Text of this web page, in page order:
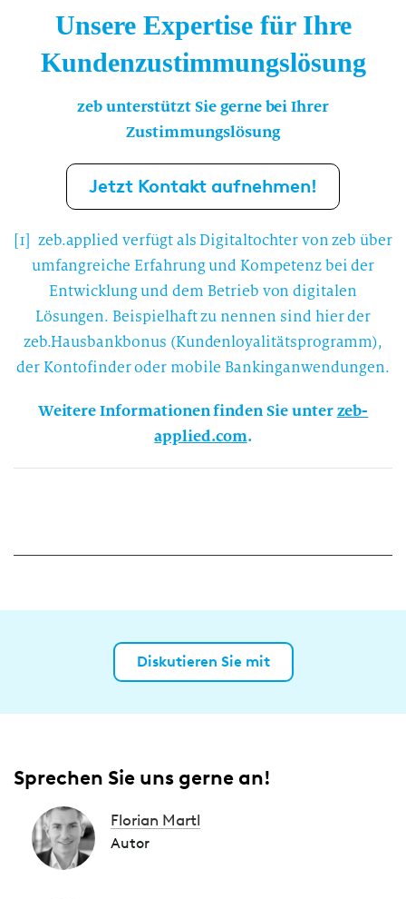
Unsere Expertise für Ihre
Kundenzustimmungslösung
zeb unterstützt Sie gerne bei Ihrer
Zustimmungslösung
Jetzt Kontakt aufnehmen!
[1] zeb.applied verfügt als Digitaltochter von zeb über
umfangreiche Erfahrung und Kompetenz bei der
Entwicklung und dem Betrieb von digitalen
Lösungen. Beispielhaft zu nennen sind hier der
zeb.Hausbankbonus (Kundenloyalitätsprogramm),
der Kontofinder oder mobile Bankinganwendungen.
Weitere Informationen finden Sie unterzeb-
applied.com.
Diskutieren Sie mit
Sprechen Sie uns gerne an!
Florian Martl
Autor